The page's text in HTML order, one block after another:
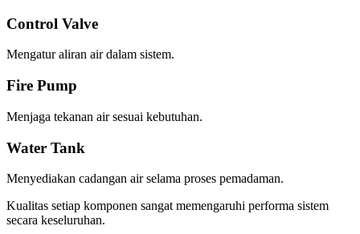
Control Valve
Mengatur aliran air dalam sistem.
Fire Pump
Menjaga tekanan air sesuai kebutuhan.
Water Tank
Menyediakan cadangan air selama proses pemadaman.
Kualitas setiap komponen sangat memengaruhi performa sistem
secara keseluruhan.